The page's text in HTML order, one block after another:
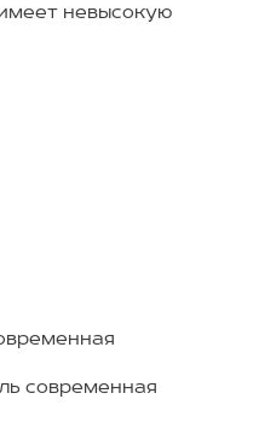
невысокую
современная